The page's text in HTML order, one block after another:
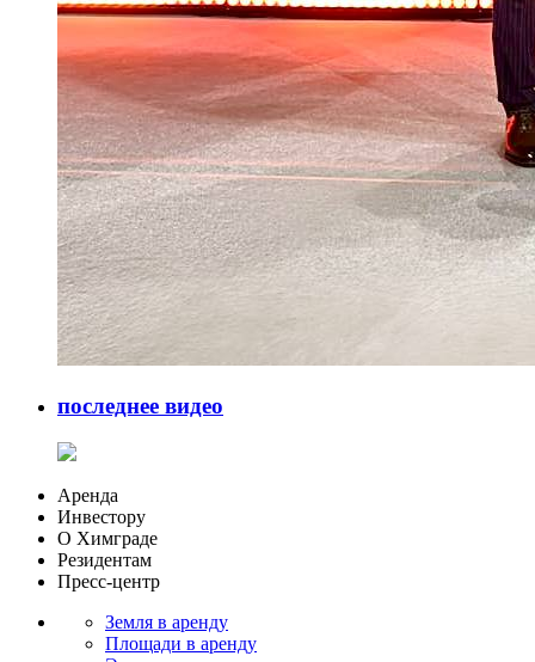
последнее видео
Аренда
Инвестору
О Химграде
Резидентам
Пресс-центр
Земля в аренду
Площади в аренду